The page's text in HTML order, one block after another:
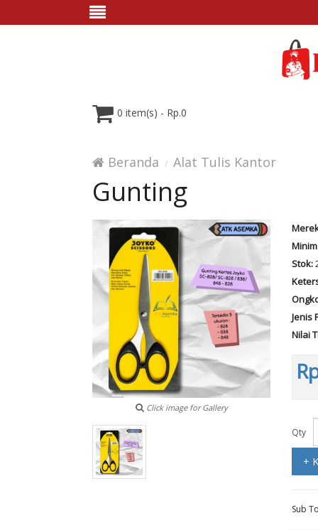
0 item(s) - Rp.0
Beranda Alat Tulis Kantor
Gunting
Click image for Gallery
Stok:
Jenis
Nilai
Qty
+
Sub